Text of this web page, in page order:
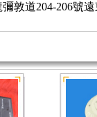
敦道204-206號